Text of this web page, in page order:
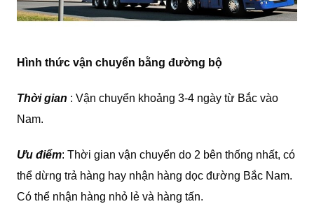
Hình thức vận chuyển bằng đường bộ
Thời gian : Vận chuyển khoảng 3-4 ngày từ Bắc vào
Nam.
Ưu điểm: Thời gian vận chuyển do 2 bên thống nhất, có
thể dừng trả hàng hay nhận hàng dọc đường Bắc Nam.
Có thể nhận hàng nhỏ lẻ và hàng tấn.